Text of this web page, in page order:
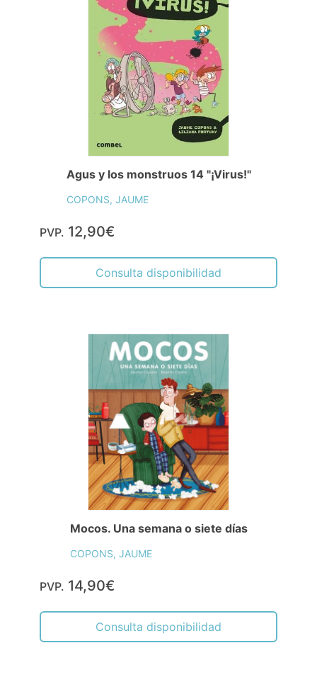
Agus y los monstruos 14 "¡Virus!"
COPONS, JAUME
PVP. 12,90€
Consulta disponibilidad
Mocos. Una semana o siete días
COPONS, JAUME
PVP. 14,90€
Consulta disponibilidad